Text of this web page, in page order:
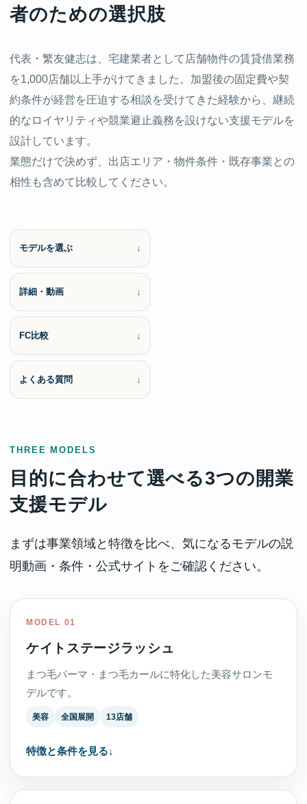
者のための選択肢
代表・繁友健志は、宅建業者として店舗物件の賃貸借業務
を1,000店舗以上手がけてきました。加盟後の固定費や契
約条件が経営を圧迫する相談を受けてきた経験から、継続
的なロイヤリティや競業避止義務を設けない支援モデルを
設計しています。
業態だけで決めず、出店エリア・物件条件・既存事業との
相性も含めて比較してください。
モデルを選ぶ
詳細・動画
FC比較
よくある質問
THREE MODELS
目的に合わせて選べる3つの開業
支援モデル
まずは事業領域と特徴を比べ、気になるモデルの説
明動画・条件・公式サイトをご確認ください。
MODEL 01
ケイトステージラッシュ
まつ毛パーマ・まつ毛カールに特化した美容サロンモ
デルです。
美容 全国展開 13店舗
特徴と条件を見る